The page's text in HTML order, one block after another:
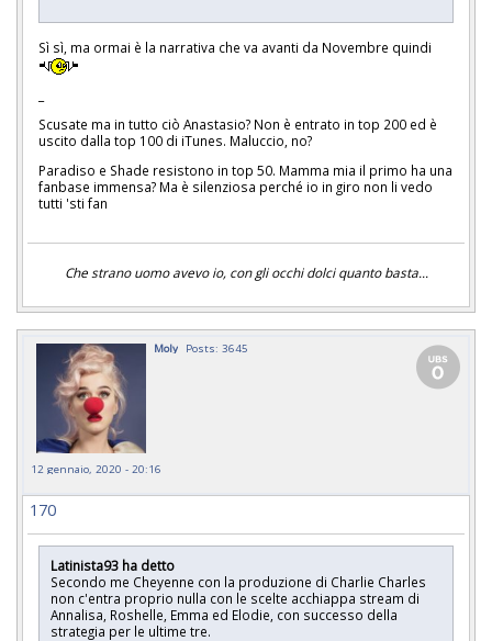
Sì sì, ma ormai è la narrativa che va avanti da Novembre quindi
Scusate ma in tutto ciò Anastasio? Non è entrato in top 200 ed è
uscito dalla top 100 di iTunes. Maluccio, no?
Paradiso e Shade resistono in top 50. Mamma mia il primo ha una
fanbase immensa? Ma è silenziosa perché io in giro non li vedo
tutti 'sti fan
Che strano uomo avevo io, con gli occhi dolci quanto basta...
Moly Posts: 3645
12 gennaio, 2020 - 20:16
170
Latinista93 ha detto
Secondo me Cheyenne con la produzione di Charlie Charles
non c'entra proprio nulla con le scelte acchiappa stream di
Annalisa, Roshelle, Emma ed Elodie, con successo della
strategia per le ultime tre.